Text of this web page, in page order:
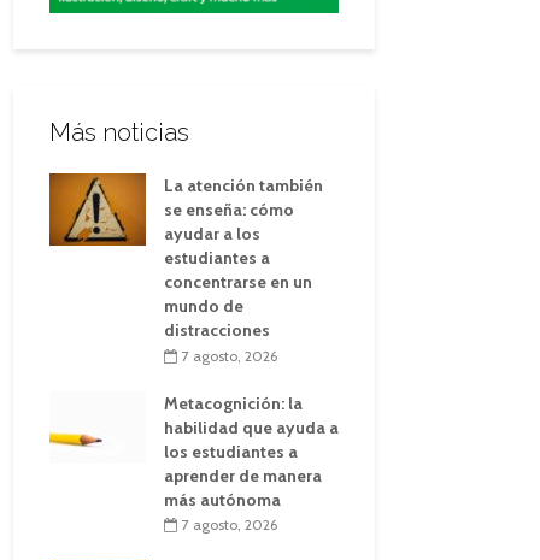
Más noticias
La atención también
se enseña: cómo
ayudar a los
estudiantes a
concentrarse en un
mundo de
distracciones
7 agosto, 2026
Metacognición: la
habilidad que ayuda a
los estudiantes a
aprender de manera
más autónoma
7 agosto, 2026